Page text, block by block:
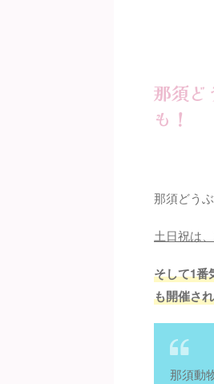
那須ど
も！
那須どう
土日祝は
そして1番
も開催さ
那須動